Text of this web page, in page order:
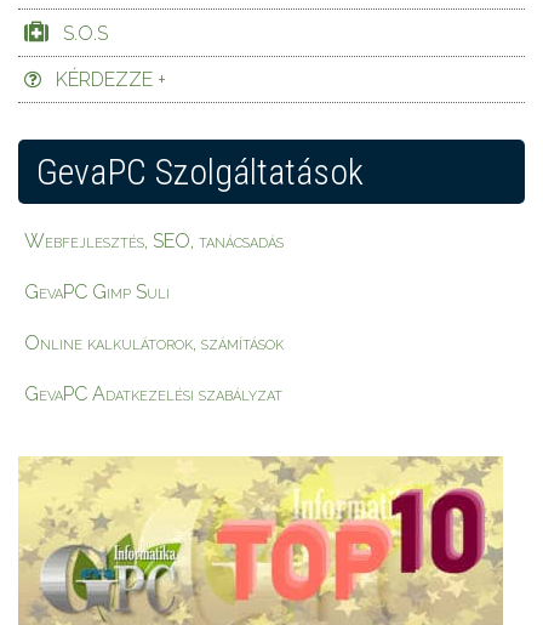
S.O.S
KÉRDEZZE +
GevaPC Szolgáltatások
Webfejlesztés, SEO, tanácsadás
GevaPC Gimp Suli
Online kalkulátorok, számítások
GevaPC Adatkezelési szabályzat